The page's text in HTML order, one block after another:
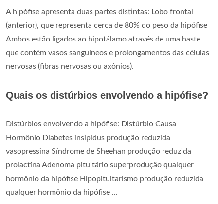
A hipófise apresenta duas partes distintas: Lobo frontal
(anterior), que representa cerca de 80% do peso da hipófise
Ambos estão ligados ao hipotálamo através de uma haste
que contém vasos sanguíneos e prolongamentos das células
nervosas (fibras nervosas ou axônios).
Quais os distúrbios envolvendo a hipófise?
Distúrbios envolvendo a hipófise: Distúrbio Causa
Hormônio Diabetes insipidus produção reduzida
vasopressina Síndrome de Sheehan produção reduzida
prolactina Adenoma pituitário superprodução qualquer
hormônio da hipófise Hipopituitarismo produção reduzida
qualquer hormônio da hipófise ...